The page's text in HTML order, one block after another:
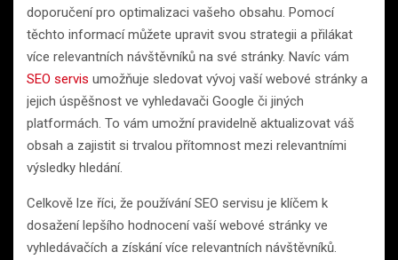
doporučení pro optimalizaci vašeho obsahu. Pomocí
těchto informací můžete upravit svou strategii a přilákat
více relevantních návštěvníků na své stránky. Navíc vám
SEO servis umožňuje sledovat vývoj vaší webové stránky a
jejich úspěšnost ve vyhledavači Google či jiných
platformách. To vám umožní pravidelně aktualizovat váš
obsah a zajistit si trvalou přítomnost mezi relevantními
výsledky hledání.
Celkově lze říci, že používání SEO servisu je klíčem k
dosažení lepšího hodnocení vaší webové stránky ve
vyhledávačích a získání více relevantních návštěvníků.